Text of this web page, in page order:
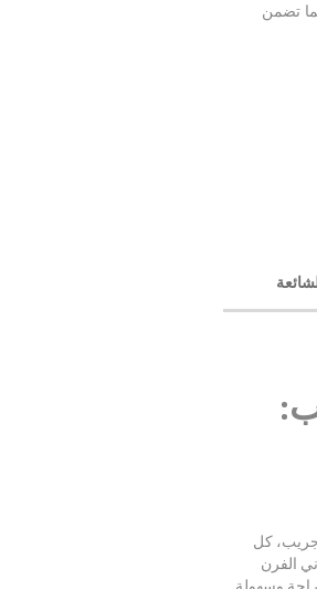
تضمن
جريب، كل
الفرن